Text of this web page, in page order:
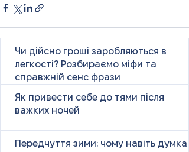
Чи дійсно гроші заробляються в
легкості? Розбираємо міфи та
справжній сенс фрази
Як привести себе до тями після
важких ночей
Передчуття зими: чому навіть думка